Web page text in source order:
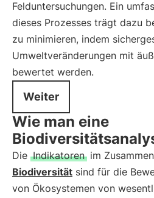
Felduntersuchungen. Ein
dieses Prozesses trägt dazu
zu minimieren, indem
Umweltveränderungen mit
bewertet werden.
Weiter
Wie man eine
Die Indikatoren im
Biodiversität sind für die
von Ökosystemen von